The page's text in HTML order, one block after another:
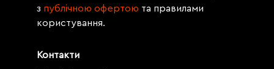
Контакти
з публічною офертою та правилами
користування.